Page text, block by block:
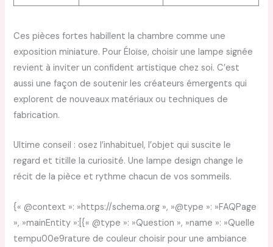
Ces pièces fortes habillent la chambre comme une
exposition miniature. Pour Éloïse, choisir une lampe signée
revient à inviter un confident artistique chez soi. C’est
aussi une façon de soutenir les créateurs émergents qui
explorent de nouveaux matériaux ou techniques de
fabrication.
Ultime conseil : osez l’inhabituel, l’objet qui suscite le
regard et titille la curiosité. Une lampe design change le
récit de la pièce et rythme chacun de vos sommeils.
{« @context »: »https://schema.org », »@type »: »FAQPage
», »mainEntity »:[{« @type »: »Question », »name »: »Quelle
tempu00e9rature de couleur choisir pour une ambiance